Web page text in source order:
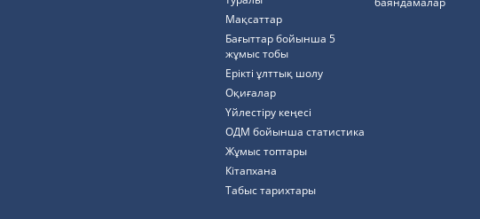
Мақсаттар
Бағыттар бойынша 5
жұмыс тобы
Ерікті ұлттық шолу
Оқиғалар
Үйлестіру кеңесі
ОДМ бойынша статистика
Жұмыс топтары
Кітапхана
Табыс тарихтары